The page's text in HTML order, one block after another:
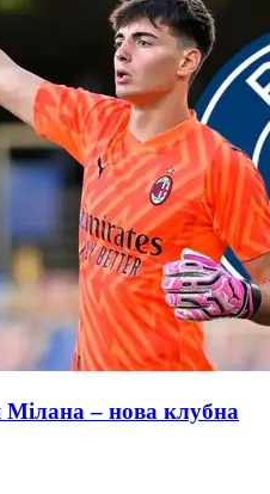
– нова клубна